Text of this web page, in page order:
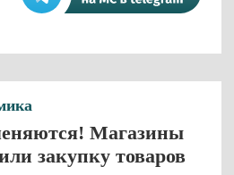
Магазины
закупку товаров